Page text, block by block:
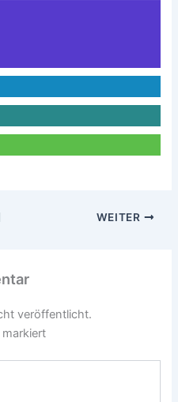
WEITER
veröffentlicht.
markiert